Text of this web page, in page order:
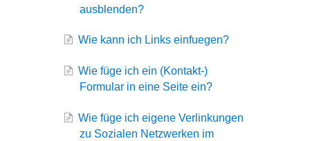
ausblenden?
Wie kann ich Links einfuegen?
Wie füge ich ein (Kontakt-)
Formular in eine Seite ein?
Wie füge ich eigene Verlinkungen
zu Sozialen Netzwerken im